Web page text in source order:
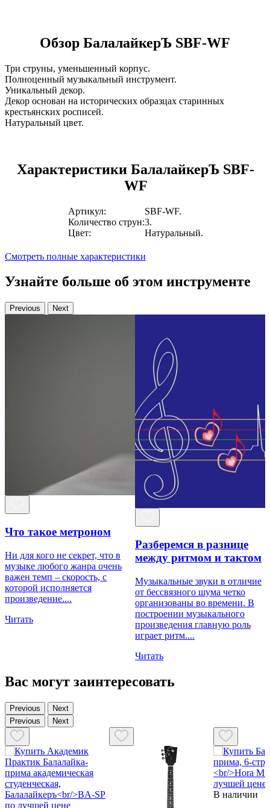
Обзор БалалайкерЪ SBF-WF
Три струны, уменьшенный корпус.
Полноценный музыкальный инструмент.
Уникальный декор.
Декор основан на исторических образцах старинных
крестьянских росписей.
Натуральный цвет.
Характеристики БалалайкерЪ SBF-
WF
Артикул:
SBF-WF.
Количество струн:3.
Цвет:
Натуральный.
Смотреть полные характеристики
Узнайте больше об этом инструменте
Previous Next
Что такое метроном
Ни для кого не секрет, что в
музыке любого жанра очень
важен темп – скорость, с
которой исполняется
произведение....
Читать
Разберемся в разнице
между ритмом и тактом
Музыкальные звуки в отличие
от бессвязного шума четко
организованы во времени. В
построении музыкального
произведения главную роль
играет ритм....
Читать
Вас могут заинтересовать
Previous
Next
Previous
Next
В наличии